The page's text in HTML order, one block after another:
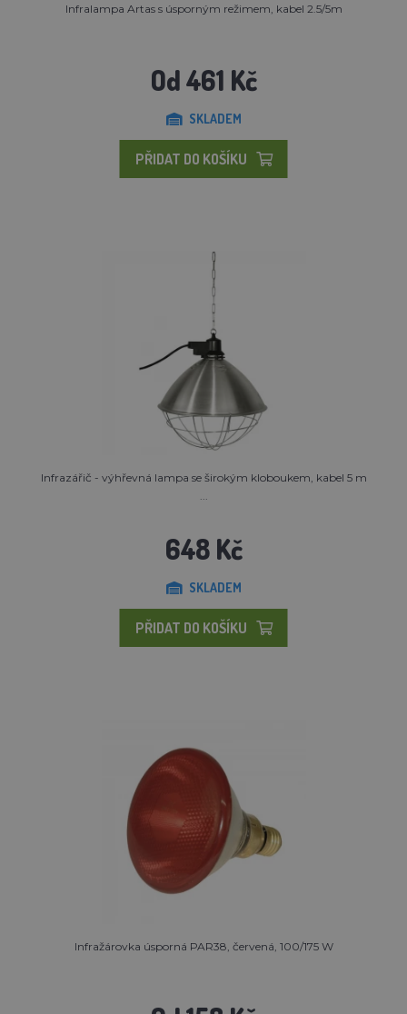
Infralampa Artas s úsporným režimem, kabel 2.5/5m
Od 461 Kč
SKLADEM
PŘIDAT DO KOŠÍKU
Infrazářič - výhřevná lampa se širokým kloboukem, kabel 5 m
648 Kč
SKLADEM
PŘIDAT DO KOŠÍKU
Infražárovka úsporná PAR38, červená, 100/175 W